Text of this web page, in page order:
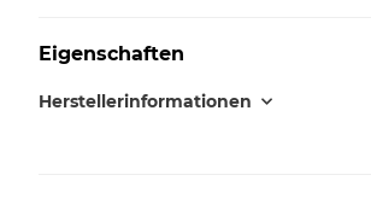
Eigenschaften
Herstellerinformationen